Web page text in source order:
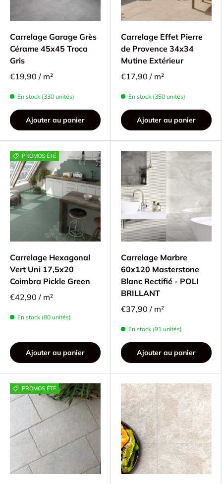
Carrelage Garage Grès
Cérame 45x45 Troca
Gris
€19,90 / m²
En stock (330 unités)
Ajouter au panier
Carrelage Effet Pierre
de Provence 34x34
Mutine Extérieur
€17,90 / m²
En stock (350 unités)
Ajouter au panier
PROMOS ÉTÉ
Carrelage Hexagonal
Vert Uni 17,5x20
Coimbra Pickle Green
€42,90 / m²
En stock (80 unités)
Ajouter au panier
Carrelage Marbre
60x120 Masterstone
Blanc Rectifié - POLI
BRILLANT
€37,90 / m²
En stock (91 unités)
Ajouter au panier
PROMOS ÉTÉ